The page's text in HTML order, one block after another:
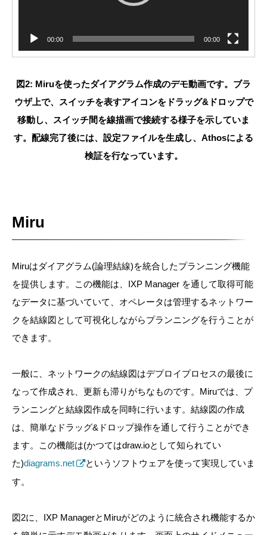
00:00 00:00
図2: Miruを使ったダイアグラム作成のデモ動画です。ブラ
ウザ上で、スイッチを表すアイコンをドラッグ&ドロップで
移動し、スイッチ間を線描画で接続する様子を示していま
す。配線完了後には、設定ファイルを生成し、Athosによる
検証を行なっています。
Miru
Miruはダイアグラム(論理結線)を統合したプランニング機能
を提供します。この機能は、IXP Manager を通して取得可能
なデータに基づいていて、オペレータは管理するネットワー
クを結線図として可視化しながらプランニングを行うことが
できます。
一般に、ネットワークの結線図はデプロイプロセスの最後に
なって作成され、更新も滞りがちなものです。Miruでは、プ
ランニングと結線図作成を同時に行います。結線図の作成
は、簡単なドラッグ&ドロップ操作を通して行うことができ
ます。この機能は(かつてはdraw.ioとして知られてい
た)diagrams.net
というソフトウェアを使って実現していま
す。
図2に、IXP ManagerとMiruがどのように統合され機能するか